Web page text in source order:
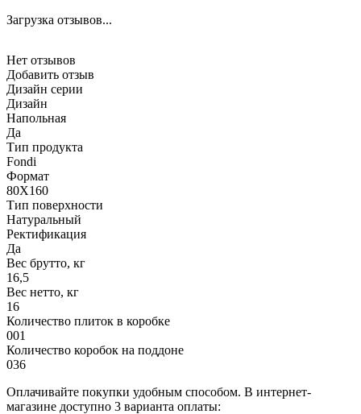
Загрузка отзывов...
Нет отзывов
Добавить отзыв
Дизайн серии
Дизайн
Напольная
Да
Тип продукта
Fondi
Формат
80X160
Тип поверхности
Натуральный
Ректификация
Да
Вес брутто, кг
16,5
Вес нетто, кг
16
Количество плиток в коробке
001
Количество коробок на поддоне
036
Оплачивайте покупки удобным способом. В интернет-
магазине доступно 3 варианта оплаты: